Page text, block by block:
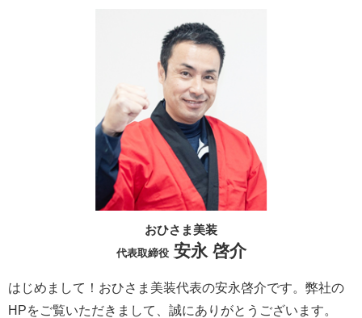
おひさま美装
代表取締役安永 啓介
はじめまして！おひさま美装代表の安永啓介です。弊社の
HPをご覧いただきまして、誠にありがとうございます。